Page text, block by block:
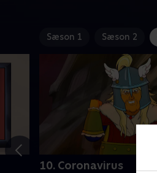
Sæson 1 Sæson 2
10. Coronavirus